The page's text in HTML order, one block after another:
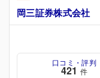
岡三証券株式会社
口コミ・評判
421 件